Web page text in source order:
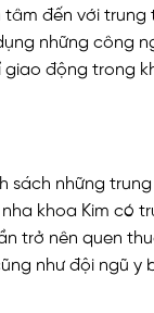
đến với
những công
động trong
sách những
khoa Kim có
trở nên quen
như đội ngũ y